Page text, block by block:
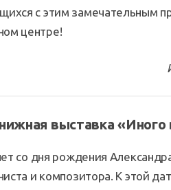
с этим замечательным
центре!
выставка«Иного
со дня рождения
и композитора. К этой